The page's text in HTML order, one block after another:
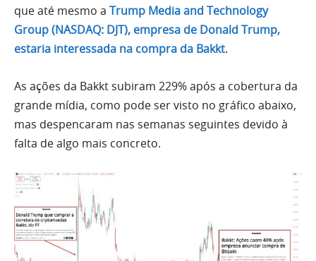
que até mesmo a Trump Media and Technology
Group (NASDAQ: DJT), empresa de Donald Trump,
estaria interessada na compra da Bakkt.
As ações da Bakkt subiram 229% após a cobertura da
grande mídia, como pode ser visto no gráfico abaixo,
mas despencaram nas semanas seguintes devido à
falta de algo mais concreto.